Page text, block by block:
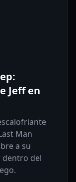
Jeff en
Man
a su
dentro del